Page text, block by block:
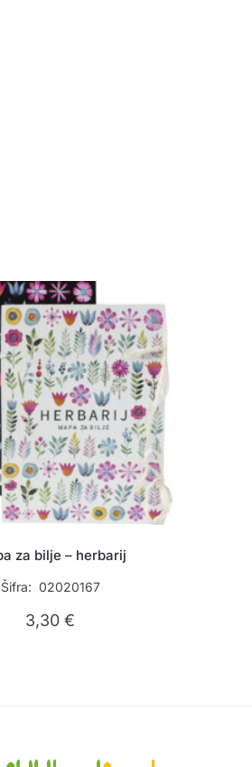
za bilje – herbarij
Šifra: 02020167
3,30€